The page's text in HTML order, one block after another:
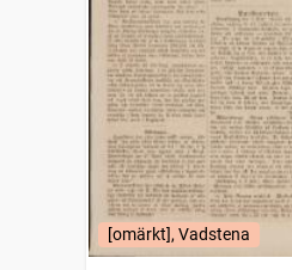
[omärkt], Vadstena